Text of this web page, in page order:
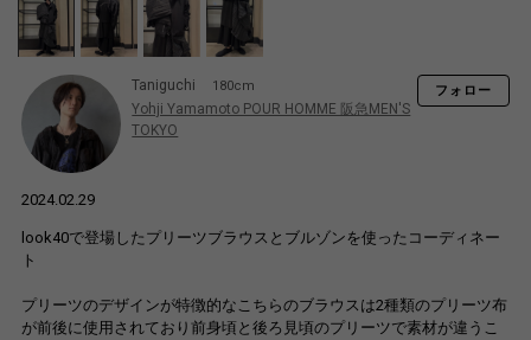
Taniguchi 180cm
Yohji Yamamoto POUR HOMME 阪急MEN'S
TOKYO
フォロー
2024.02.29
look40で登場したプリーツブラウスとブルゾンを使ったコーディネー
ト
プリーツのデザインが特徴的なこちらのブラウスは2種類のプリーツ布
が前後に使用されており前身頃と後ろ見頃のプリーツで素材が違うこ